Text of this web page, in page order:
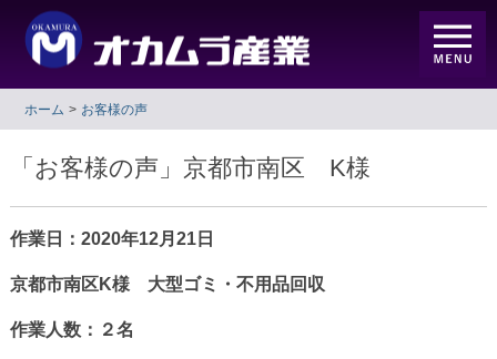
ホーム お客様の声
「お客様の声」京都市南区 K様
作業日：2020年12月21日
京都市南区K様 大型ゴミ・不用品回収
作業人数：２名